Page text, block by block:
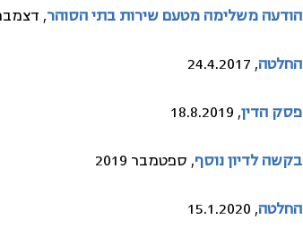
הודעה משלימה מטעם שירות בתי הסוהר, דצמבר
החלטה, 24.4.2017
פסק הדין, 18.8.2019
בקשה לדיון נוסף, ספטמבר 2019
החלטה, 15.1.2020